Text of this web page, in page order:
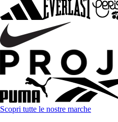
Scopri tutte le nostre marche